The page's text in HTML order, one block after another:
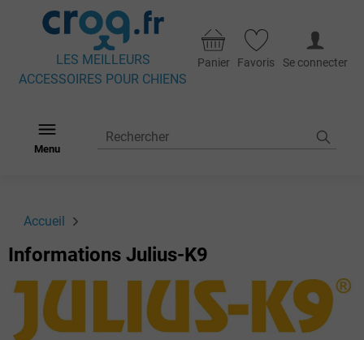
LES MEILLEURS
ACCESSOIRES POUR CHIENS
Panier Favoris Se connecter
Menu
Accueil
Informations Julius-K9